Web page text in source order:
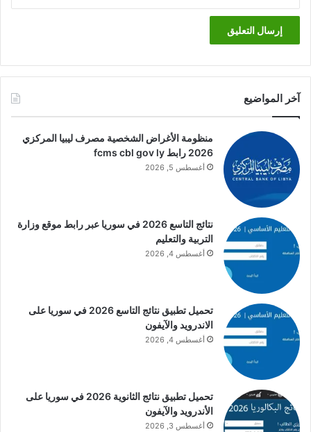
آخر المواضيع
منظومة الأغراض الشخصية مصرف ليبيا المركزي
2026 رابط fcms cbl gov ly
أغسطس 5, 2026
نتائج التاسع 2026 في سوريا عبر رابط موقع وزارة
التربية والتعليم
أغسطس 4, 2026
تحميل تطبيق نتائج التاسع 2026 في سوريا على
الاندرويد والآيفون
أغسطس 4, 2026
تحميل تطبيق نتائج الثانوية 2026 في سوريا على
الأندرويد والآيفون
أغسطس 3, 2026